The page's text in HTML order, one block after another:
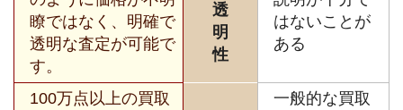
瞭ではなく、明確で
透明な査定が可能で
す。
透
明
性
はないことが
ある
100万点以上の買取
一般的な買取